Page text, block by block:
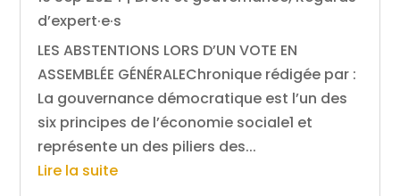
d’expert·e·s
LES ABSTENTIONS LORS D’UN VOTE EN
ASSEMBLÉE GÉNÉRALEChronique rédigée par :
La gouvernance démocratique est l’un des
six principes de l’économie sociale1 et
représente un des piliers des...
Lire la suite